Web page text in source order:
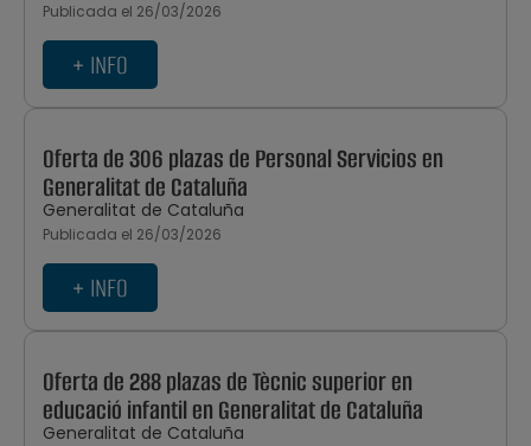
Publicada el 26/03/2026
+ INFO
Oferta de 306 plazas de Personal Servicios en
Generalitat de Cataluña
Generalitat de Cataluña
Publicada el 26/03/2026
+ INFO
Oferta de 288 plazas de Tècnic superior en
educació infantil en Generalitat de Cataluña
Generalitat de Cataluña